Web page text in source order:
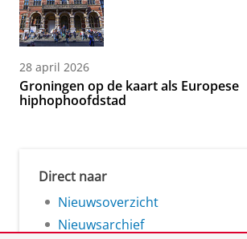
28 april 2026
Groningen op de kaart als Europese
hiphophoofdstad
Direct naar
Nieuwsoverzicht
Nieuwsarchief